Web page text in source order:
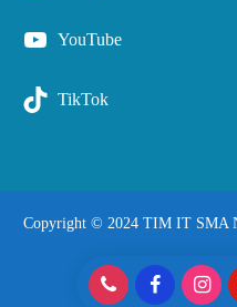
YouTube
TikTok
Copyright © 2024 TIM IT SMA